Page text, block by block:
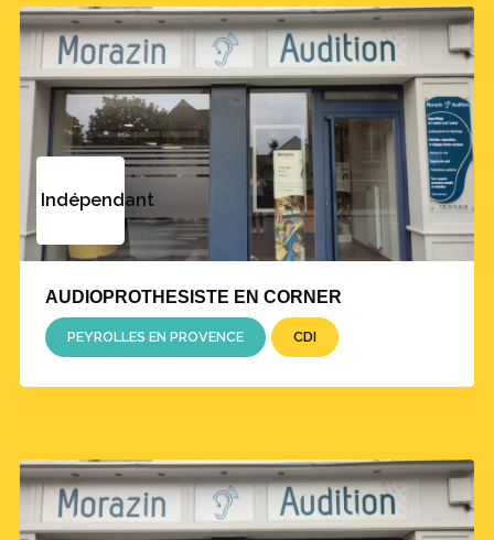
Indépendant
AUDIOPROTHESISTE EN CORNER
PEYROLLES EN PROVENCE CDI